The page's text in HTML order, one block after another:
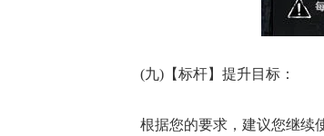
(九)【标杆】提升目标：
根据您的要求，建议您继续